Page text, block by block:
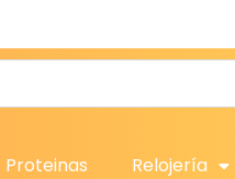
Proteinas Relojería